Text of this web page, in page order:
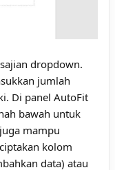
dropdown.
jumlah
Di panel AutoFit
bawah untuk
mampu
kolom
data) atau